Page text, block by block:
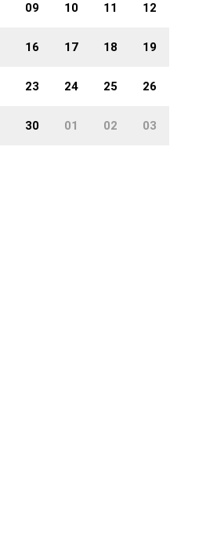
09 10 11 12
16 17 18 19
23 24 25 26
30 01 02 03